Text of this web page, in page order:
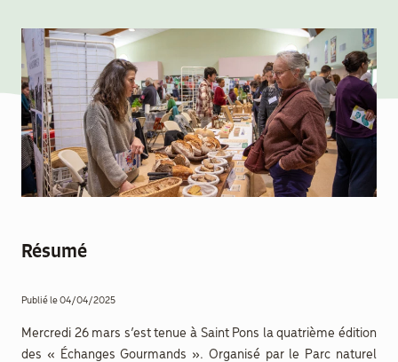
aider
Boulègue
Ton Futur
Menu
Résumé
Publié le 04/04/2025
Mercredi 26 mars s’est tenue à Saint Pons la quatrième édition
des « Échanges Gourmands ». Organisé par le Parc naturel